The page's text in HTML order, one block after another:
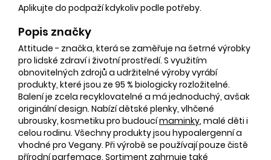
Aplikujte do podpaží kdykoliv podle potřeby.
Popis značky
Attitude - značka, která se zaměřuje na šetrné výrobky
pro lidské zdraví i životní prostředí. S využitím
obnovitelných zdrojů a udržitelné výroby vyrábí
produkty, které jsou ze 95 % biologicky rozložitelné.
Balení je zcela recyklovatelné a má jednoduchý, avšak
originální design. Nabízí dětské plenky, vlhčené
ubrousky, kosmetiku pro budoucímaminky, malé děti i
celou rodinu. Všechny produkty jsou hypoalergenní a
vhodné pro Vegany. Při výrobě se používají pouze čistě
přírodní parfemace. Sortiment zahrnuje také